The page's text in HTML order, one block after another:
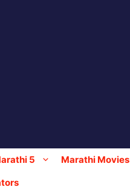
5 Marathi Movies